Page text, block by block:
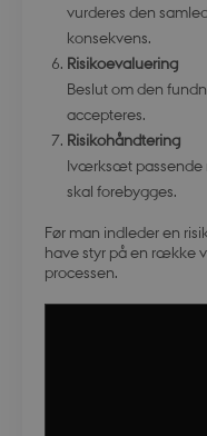
vurderes den
konsekvens.
Risikoevaluering
Beslut om den
accepteres.
Risikohåndtering
Iværksæt passende
skal forebygges.
Før man indleder en
have styr på en række
processen.